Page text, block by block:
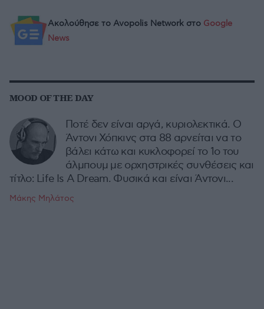
Ακολούθησε το Avopolis Network στο Google
News
MOOD OF THE DAY
Ποτέ δεν είναι αργά, κυριολεκτικά. Ο
Άντονι Χόπκινς στα 88 αρνείται να το
βάλει κάτω και κυκλοφορεί το 1ο του
άλμπουμ με ορχηστρικές συνθέσεις και
τίτλο: Life Is A Dream. Φυσικά και είναι Άντονι...
Μάκης Μηλάτος